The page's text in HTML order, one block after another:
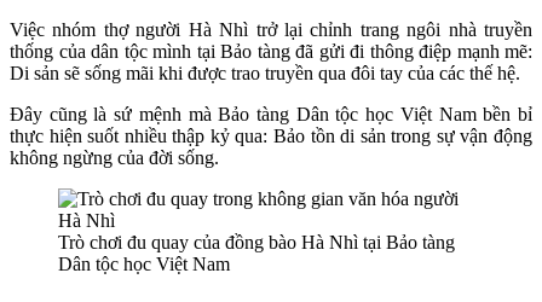
Việc nhóm thợ người Hà Nhì trở lại chỉnh trang ngôi nhà truyền
thống của dân tộc mình tại Bảo tàng đã gửi đi thông điệp mạnh mẽ:
Di sản sẽ sống mãi khi được trao truyền qua đôi tay của các thế hệ.
Đây cũng là sứ mệnh mà Bảo tàng Dân tộc học Việt Nam bền bỉ
thực hiện suốt nhiều thập kỷ qua: Bảo tồn di sản trong sự vận động
không ngừng của đời sống.
Trò chơi đu quay của đồng bào Hà Nhì tại Bảo tàng
Dân tộc học Việt Nam